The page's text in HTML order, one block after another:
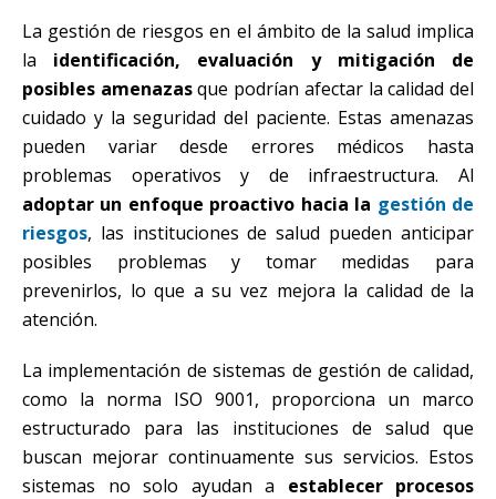
La gestión de riesgos en el ámbito de la salud implica
la identificación, evaluación y mitigación de
posibles amenazasque podrían afectar la calidad del
cuidado y la seguridad del paciente. Estas amenazas
pueden variar desde errores médicos hasta
problemas operativos y de infraestructura. Al
adoptar un enfoque proactivo hacia la gestión de
riesgos, las instituciones de salud pueden anticipar
posibles problemas y tomar medidas para
prevenirlos, lo que a su vez mejora la calidad de la
atención.
La implementación de sistemas de gestión de calidad,
como la norma ISO 9001, proporciona un marco
estructurado para las instituciones de salud que
buscan mejorar continuamente sus servicios. Estos
sistemas no solo ayudan a establecer procesos